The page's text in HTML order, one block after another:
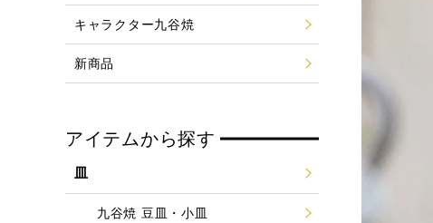
キャラクター九谷焼
新商品
アイテムから探す
皿
九谷焼 豆皿・小皿